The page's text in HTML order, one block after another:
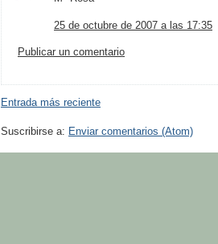
25 de octubre de 2007 a las 17:35
Publicar un comentario
Entrada más reciente
Suscribirse a: Enviar comentarios (Atom)